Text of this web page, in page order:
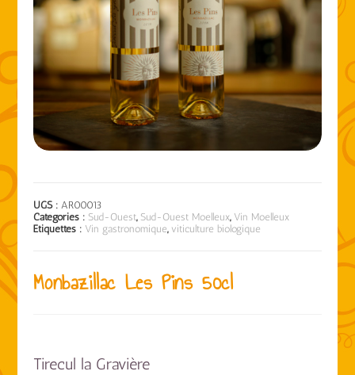
UGS : AR00013
Catégories : Sud-Ouest, Sud-Ouest Moelleux, Vin Moelleux
Étiquettes : Vin gastronomique, viticulture biologique
Monbazillac Les Pins 50cl
Tirecul la Gravière